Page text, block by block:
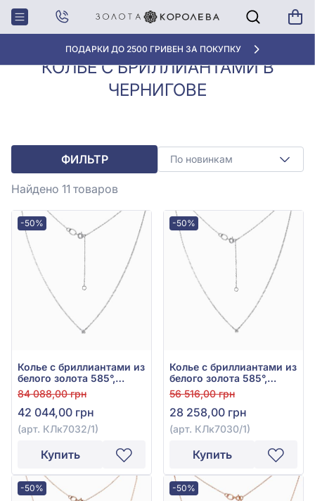
АКЦИЯ ДЛЯ КЛИЕНТОВ «НОВАЯ ПОЧТА»
Главная
Колье с
бриллиантами
Колье с бриллиантами в
Чернигове
КОЛЬЕ С БРИЛЛИАНТАМИ В
ЧЕРНИГОВЕ
ФИЛЬТР По новинкам
Найдено 11 товаров
-50%
Колье с бриллиантами из
белого золота 585°,
бриллиант 0,23ct, арт.
КЛк7032/1
84 088,00 грн
42 044,00 грн
(арт. КЛк7032/1)
Купить
-50%
Колье с бриллиантами из
белого золота 585°,
бриллиант 0,11ct, арт.
КЛк7030/1
56 516,00 грн
28 258,00 грн
(арт. КЛк7030/1)
Купить
-50% -50%